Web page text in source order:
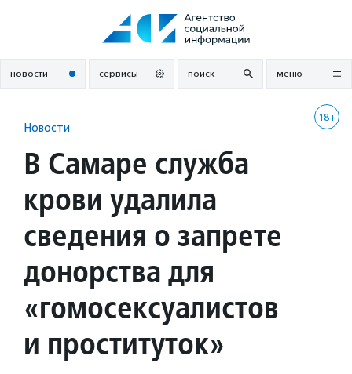
новости сервисы поиск меню
18+
Новости
В Самаре служба
крови удалила
сведения о запрете
донорства для
«гомосексуалистов
и проституток»